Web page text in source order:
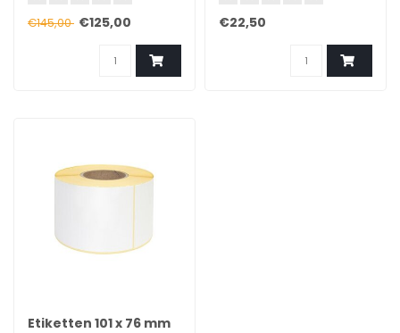
€145,00 €125,00
€22,50
Etiketten 101 x 76 mm